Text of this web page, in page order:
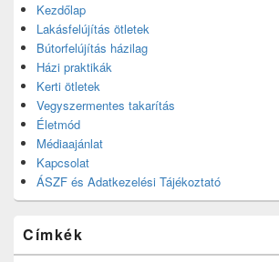
Kezdőlap
Lakásfelújítás ötletek
Bútorfelújítás házilag
Házi praktikák
Kerti ötletek
Vegyszermentes takarítás
Életmód
Médiaajánlat
Kapcsolat
ÁSZF és Adatkezelési Tájékoztató
Címkék